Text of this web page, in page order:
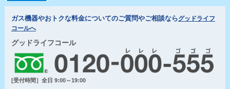
ガス機器やおトクな料金についてのご質問やご相談ならグッドライフ
コールへ
グッドライフコール
[受付時間］全日 9:00～19:00